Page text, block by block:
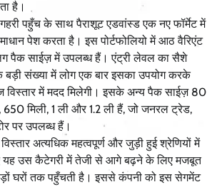
है।
पहुँच के साथ पैराशूट एडवांस्ड एक नए फॉर्मेट में
पेश करता है। इस पोर्टफोलियो में आठ वैरिएंट
पैक साईज़ में उपलब्ध हैं। एंट्री लेवल का सैशे
बड़ी संख्या में लोग एक बार इसका उपयोग करके
में मदद मिलेगी। इसके अन्य पैक साईज़ 80
650 मिली, 1 ली और 1.2 ली हैं, जो जनरल ट्रेड,
पर उपलब्ध हैं।
अत्यधिक महत्वपूर्ण और जुड़ी हुई श्रेणियों में
यह उस कैटेगरी में तेजी से आगे बढ़ने के लिए मजबूत
घरों तक पहुँचती है। इससे कंपनी को इस सेगमेंट